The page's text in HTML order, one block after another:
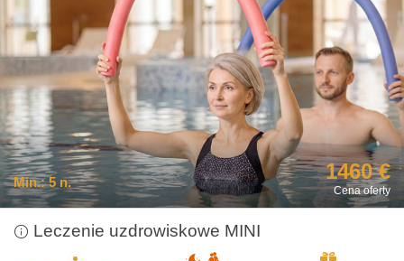
Min.: 5 n. 1460 €
Cena oferty
Leczenie uzdrowiskowe MINI